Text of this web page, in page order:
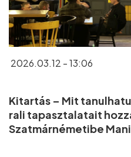
2026.03.12 - 13:06
Kitartás – Mit
rali tapasztalatait
Szatmárnémetibe Mani